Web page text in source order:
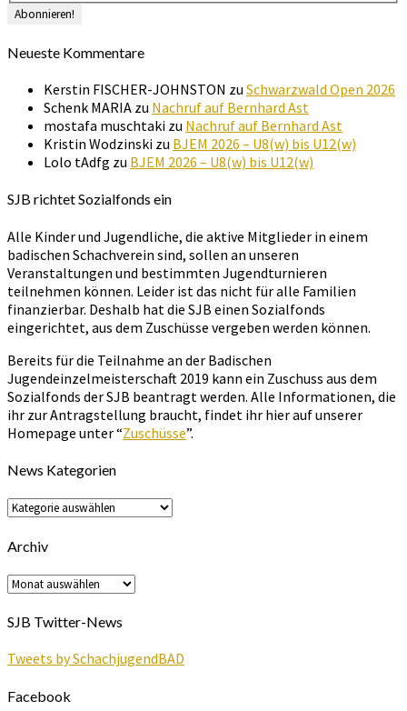
Neueste Kommentare
Kerstin FISCHER-JOHNSTON zu Schwarzwald Open 2026
Schenk MARIA zu Nachruf auf Bernhard Ast
mostafa muschtaki zu Nachruf auf Bernhard Ast
Kristin Wodzinski zu BJEM 2026 – U8(w) bis U12(w)
Lolo tAdfg zu BJEM 2026 – U8(w) bis U12(w)
SJB richtet Sozialfonds ein
Alle Kinder und Jugendliche, die aktive Mitglieder in einem
badischen Schachverein sind, sollen an unseren
Veranstaltungen und bestimmten Jugendturnieren
teilnehmen können. Leider ist das nicht für alle Familien
finanzierbar. Deshalb hat die SJB einen Sozialfonds
eingerichtet, aus dem Zuschüsse vergeben werden können.
Bereits für die Teilnahme an der Badischen
Jugendeinzelmeisterschaft 2019 kann ein Zuschuss aus dem
Sozialfonds der SJB beantragt werden. Alle Informationen, die
ihr zur Antragstellung braucht, findet ihr hier auf unserer
Homepage unter “Zuschüsse”.
News Kategorien
News
Archiv
Archiv
SJB Twitter-News
Tweets by SchachjugendBAD
Facebook